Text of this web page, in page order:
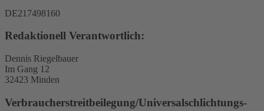
DE217498160
Redaktionell Verantwortlich:
Dennis Riegelbauer
Im Gang 12
32423 Minden
Verbraucher­streit­beilegung/Universal­schlichtungs­